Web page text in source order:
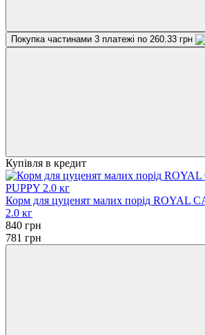
Покупка частинами 3 платежі по 260.33 грн
Купівля в кредит
Корм для цуценят малих порід ROYAL
2.0 кг
840 грн
781 грн